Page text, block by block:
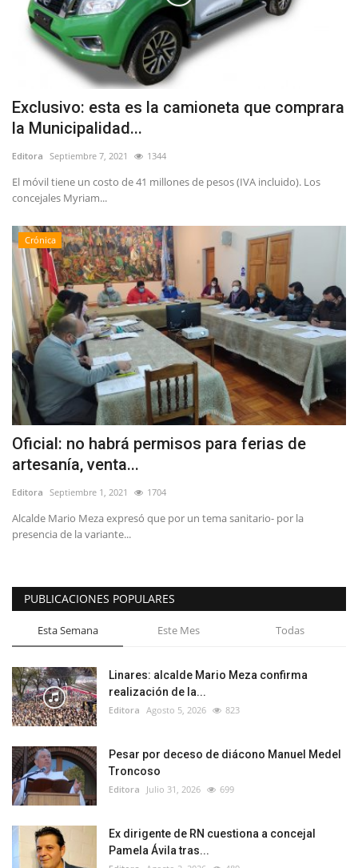
Exclusivo: esta es la camioneta que comprara
la Municipalidad...
Editora Septiembre 7, 2021 1344
El móvil tiene un costo de 41 millones de pesos (IVA incluido). Los
concejales Myriam...
Crónica
Oficial: no habrá permisos para ferias de
artesanía, venta...
Editora Septiembre 1, 2021 1704
Alcalde Mario Meza expresó que por un tema sanitario- por la
presencia de la variante...
PUBLICACIONES POPULARES
Esta Semana Este Mes Todas
Linares: alcalde Mario Meza confirma
realización de la...
Editora Agosto 5, 2026 823
Pesar por deceso de diácono Manuel Medel
Troncoso
Editora Julio 31, 2026 699
Ex dirigente de RN cuestiona a concejal
Pamela Ávila tras...